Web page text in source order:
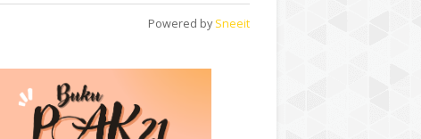
Powered by Sneeit